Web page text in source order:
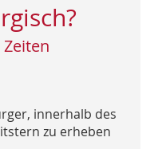
innerhalb des
zu erheben